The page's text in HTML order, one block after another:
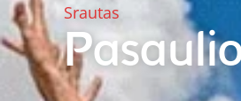
Srautas